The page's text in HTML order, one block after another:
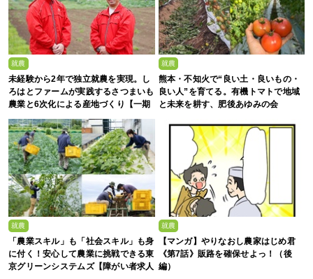
就農
未経験から2年で独立就農を実現。し
ろはとファームが実践するさつまいも
農業と6次化による産地づくり【一期
生募集】
就農
熊本・不知火で“良い土・良いもの・
良い人”を育てる。有機トマトで地域
と未来を耕す、肥後あゆみの会
就農
「農業スキル」も「社会スキル」も身
に付く！安心して農業に挑戦できる東
京グリーンシステムズ【障がい者求人
就農
【マンガ】やりなおし農家はじめ君
《第7話》販路を確保せよっ！（後
編）